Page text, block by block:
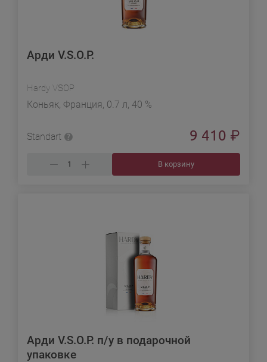
Арди V.S.O.P.
Hardy VSOP
Коньяк, Франция, 0.7 л, 40 %
Standart 9 410 ₽
В корзину
Арди V.S.O.P. п/у в подарочной
упаковке